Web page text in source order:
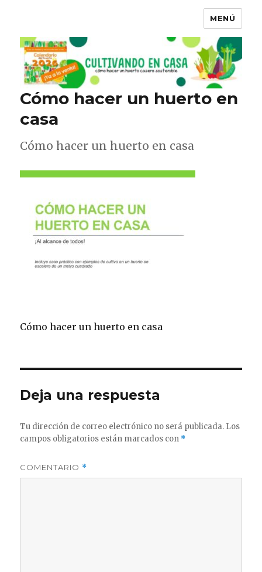
MENÚ
Cómo hacer un huerto en
casa
Cómo hacer un huerto en casa
Cómo hacer un huerto en casa
Deja una respuesta
Tu dirección de correo electrónico no será publicada. Los
campos obligatorios están marcados con *
COMENTARIO *